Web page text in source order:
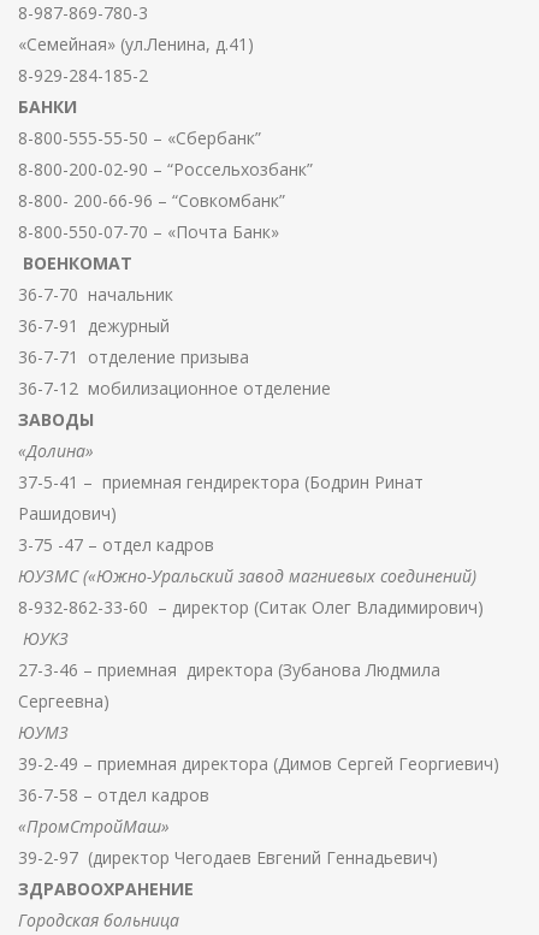
8-987-869-780-3
«Семейная» (ул.Ленина, д.41)
8-929-284-185-2
БАНКИ
8-800-555-55-50 – «Сбербанк”
8-800-200-02-90 – “Россельхозбанк”
8-800- 200-66-96 – “Совкомбанк”
8-800-550-07-70 – «Почта Банк»
ВОЕНКОМАТ
36-7-70 начальник
36-7-91 дежурный
36-7-71 отделение призыва
36-7-12 мобилизационное отделение
ЗАВОДЫ
«Долина»
37-5-41 – приемная гендиректора (Бодрин Ринат
Рашидович)
3-75 -47 – отдел кадров
ЮУЗМС («Южно-Уральский завод магниевых соединений)
8-932-862-33-60 – директор (Ситак Олег Владимирович)
ЮУКЗ
27-3-46 – приемная директора (Зубанова Людмила
Сергеевна)
ЮУМЗ
39-2-49 – приемная директора (Димов Сергей Георгиевич)
36-7-58 – отдел кадров
«ПромСтройМаш»
39-2-97 (директор Чегодаев Евгений Геннадьевич)
ЗДРАВООХРАНЕНИЕ
Городская больница